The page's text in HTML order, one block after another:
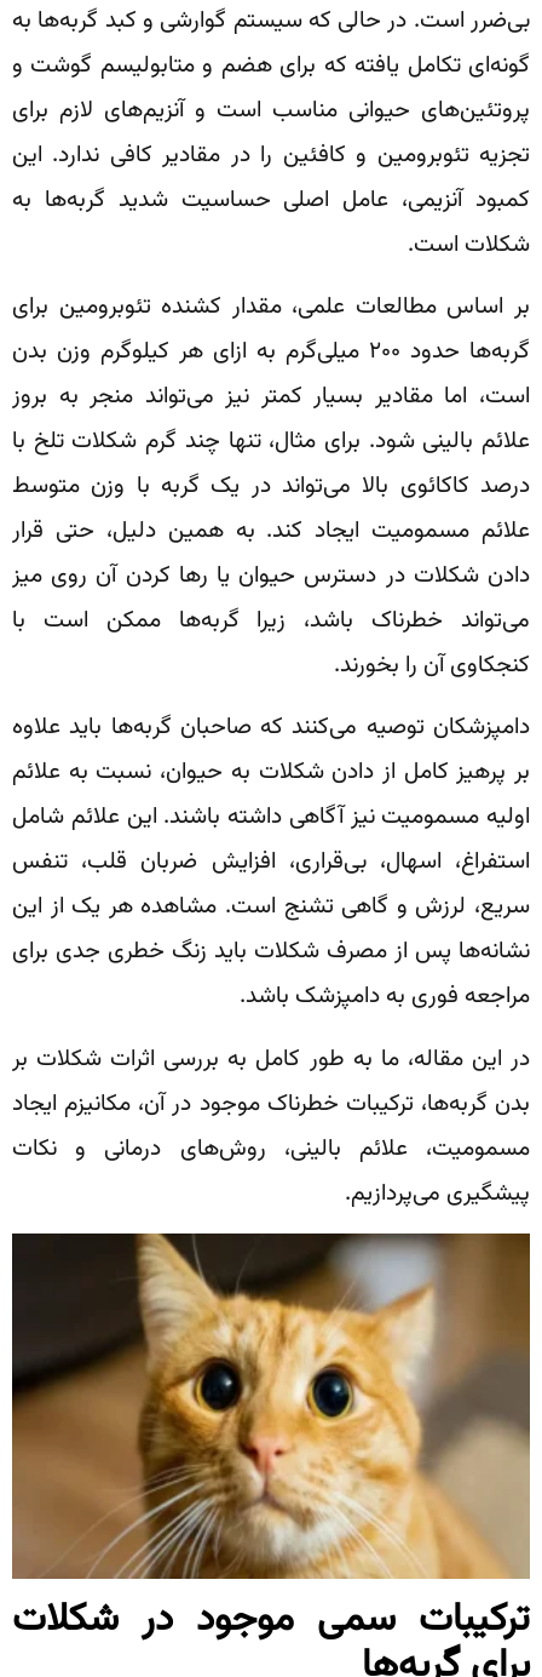
بی‌ضرر است. در حالی که سیستم گوارشی و کبد گربه‌ها به
گونه‌ای تکامل یافته که برای هضم و متابولیسم گوشت و
پروتئین‌های حیوانی مناسب است و آنزیم‌های لازم برای
تجزیه تئوبرومین و کافئین را در مقادیر کافی ندارد. این
کمبود آنزیمی، عامل اصلی حساسیت شدید گربه‌ها به
شکلات است.
بر اساس مطالعات علمی، مقدار کشنده تئوبرومین برای
گربه‌ها حدود ۲۰۰ میلی‌گرم به ازای هر کیلوگرم وزن بدن
است، اما مقادیر بسیار کمتر نیز می‌تواند منجر به بروز
علائم بالینی شود. برای مثال، تنها چند گرم شکلات تلخ با
درصد کاکائوی بالا می‌تواند در یک گربه با وزن متوسط
علائم مسمومیت ایجاد کند. به همین دلیل، حتی قرار
دادن شکلات در دسترس حیوان یا رها کردن آن روی میز
می‌تواند خطرناک باشد، زیرا گربه‌ها ممکن است با
کنجکاوی آن را بخورند.
دامپزشکان توصیه می‌کنند که صاحبان گربه‌ها باید علاوه
بر پرهیز کامل از دادن شکلات به حیوان، نسبت به علائم
اولیه مسمومیت نیز آگاهی داشته باشند. این علائم شامل
استفراغ، اسهال، بی‌قراری، افزایش ضربان قلب، تنفس
سریع، لرزش و گاهی تشنج است. مشاهده هر یک از این
نشانه‌ها پس از مصرف شکلات باید زنگ خطری جدی برای
مراجعه فوری به دامپزشک باشد.
در این مقاله، ما به طور کامل به بررسی اثرات شکلات بر
بدن گربه‌ها، ترکیبات خطرناک موجود در آن، مکانیزم ایجاد
مسمومیت، علائم بالینی، روش‌های درمانی و نکات
پیشگیری می‌پردازیم.
ترکیبات سمی موجود در شکلات